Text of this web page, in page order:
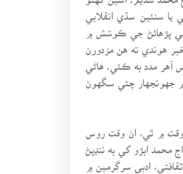
سنئين سڌي انقلابي
کي پڙهائڻ جي ڪوشش ۾
هوندي ته هن مزدورن
مدد به ڪئي. هاڻي
جهونجهار چئي سگهون
وقت ۾ ٿي، ان وقت روس
ابڙو کي به ننڍپڻ
ادبي سرگرمين ۾